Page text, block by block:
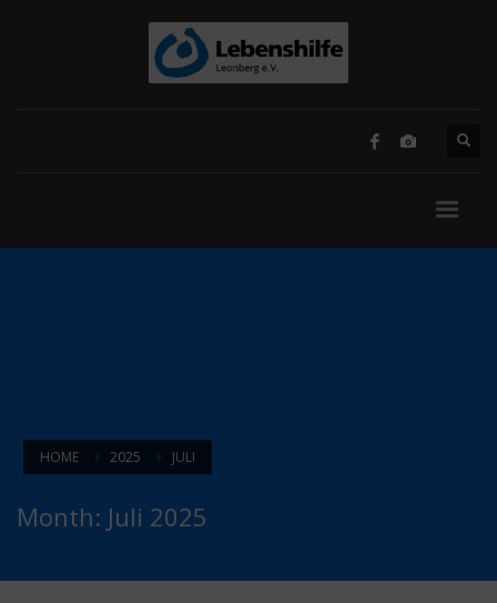
HOME 2025 JULI
Month: Juli 2025